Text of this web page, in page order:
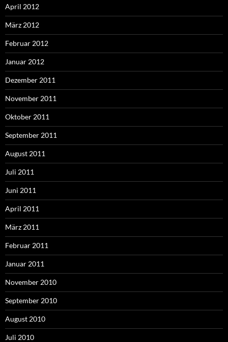
April 2012
März 2012
Februar 2012
Januar 2012
Dezember 2011
November 2011
Oktober 2011
September 2011
August 2011
Juli 2011
Juni 2011
April 2011
März 2011
Februar 2011
Januar 2011
November 2010
September 2010
August 2010
Juli 2010